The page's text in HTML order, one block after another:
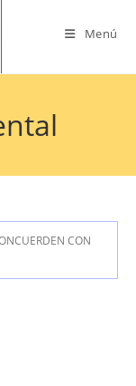
Menú
CON